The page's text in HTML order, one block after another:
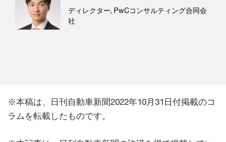
ディレクター, PwCコンサルティング合同会
社
※本稿は、日刊自動車新聞2022年10月31日付掲載のコ
ラムを転載したものです。